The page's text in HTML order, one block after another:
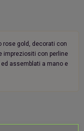
rose gold, decorati con
impreziositi con perline
assemblati a mano e